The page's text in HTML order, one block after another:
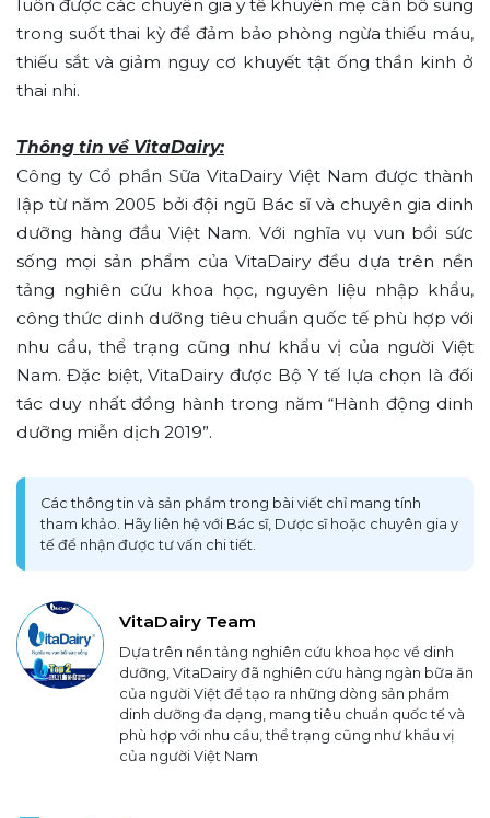
luôn được các chuyên gia y tế khuyên mẹ cần bổ sung
trong suốt thai kỳ để đảm bảo phòng ngừa thiếu máu,
thiếu sắt và giảm nguy cơ khuyết tật ống thần kinh ở
thai nhi.
Thông tin về VitaDairy:
Công ty Cổ phần Sữa VitaDairy Việt Nam được thành
lập từ năm 2005 bởi đội ngũ Bác sĩ và chuyên gia dinh
dưỡng hàng đầu Việt Nam. Với nghĩa vụ vun bồi sức
sống mọi sản phẩm của VitaDairy đều dựa trên nền
tảng nghiên cứu khoa học, nguyên liệu nhập khẩu,
công thức dinh dưỡng tiêu chuẩn quốc tế phù hợp với
nhu cầu, thể trạng cũng như khẩu vị của người Việt
Nam. Đặc biệt, VitaDairy được Bộ Y tế lựa chọn là đối
tác duy nhất đồng hành trong năm “Hành động dinh
dưỡng miễn dịch 2019”.
Các thông tin và sản phẩm trong bài viết chỉ mang tính
tham khảo. Hãy liên hệ với Bác sĩ, Dược sĩ hoặc chuyên gia y
tế để nhận được tư vấn chi tiết.
VitaDairy Team
Dựa trên nền tảng nghiên cứu khoa học về dinh
dưỡng, VitaDairy đã nghiên cứu hàng ngàn bữa ăn
của người Việt để tạo ra những dòng sản phẩm
dinh dưỡng đa dạng, mang tiêu chuẩn quốc tế và
phù hợp với nhu cầu, thể trạng cũng như khẩu vị
của người Việt Nam